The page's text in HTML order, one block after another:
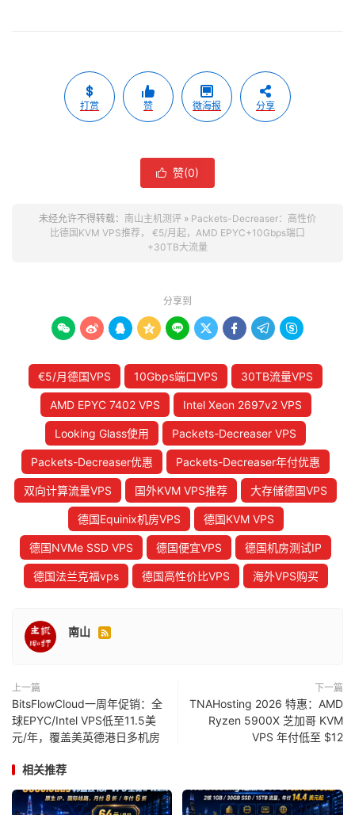
打赏 赞 微海报 分享
 赞(0)
未经允许不得转载： 南山主机测评 » Packets-Decreaser：高性价
比德国KVM VPS推荐， €5/月起，AMD EPYC+10Gbps端口
+30TB大流量
分享到
        
€5/月德国VPS 10Gbps端口VPS 30TB流量VPS
AMD EPYC 7402 VPS Intel Xeon 2697v2 VPS
Looking Glass使用 Packets-Decreaser VPS
Packets-Decreaser优惠 Packets-Decreaser年付优惠
双向计算流量VPS 国外KVM VPS推荐 大存储德国VPS
德国Equinix机房VPS 德国KVM VPS
德国NVMe SSD VPS 德国便宜VPS 德国机房测试IP
德国法兰克福vps 德国高性价比VPS 海外VPS购买
南山 
上一篇
BitsFlowCloud一周年促销：全
球EPYC/Intel VPS低至11.5美
元/年，覆盖美英德港日多机房
下一篇
TNAHosting 2026 特惠：AMD
Ryzen 5900X 芝加哥 KVM
VPS 年付低至 $12
相关推荐